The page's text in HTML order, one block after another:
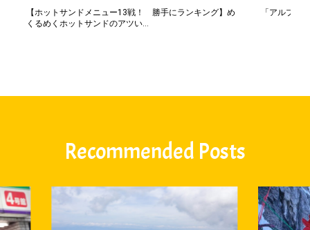
【ホットサンドメニュー13戦！ 勝手にランキング】め
くるめくホットサンドのアツい...
「アルプス
Recommended Posts